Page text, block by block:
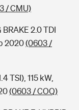
/ CMU)
2.0 TDI
2020(0603 /
TSI), 115 kW,
(0603 / COQ)